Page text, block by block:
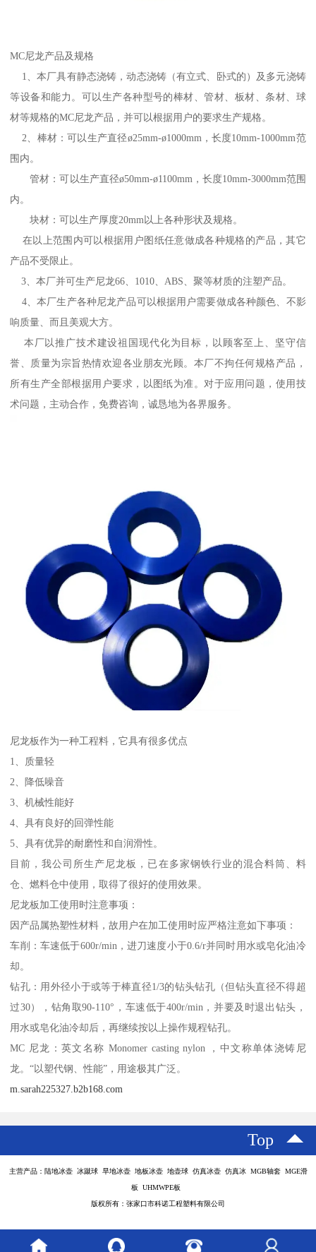
MC尼龙产品及规格
1、本厂具有静态浇铸，动态浇铸（有立式、卧式的）及多元浇铸
等设备和能力。可以生产各种型号的棒材、管材、板材、条材、球
材等规格的MC尼龙产品，并可以根据用户的要求生产规格。
2、棒材：可以生产直径ø25mm-ø1000mm，长度10mm-1000mm范
围内。
管材：可以生产直径ø50mm-ø1100mm，长度10mm-3000mm范围
内。
块材：可以生产厚度20mm以上各种形状及规格。
在以上范围内可以根据用户图纸任意做成各种规格的产品，其它
产品不受限止。
3、本厂并可生产尼龙66、1010、ABS、聚等材质的注塑产品。
4、本厂生产各种尼龙产品可以根据用户需要做成各种颜色、不影
响质量、而且美观大方。
本厂以推广技术建设祖国现代化为目标，以顾客至上、坚守信
誉、质量为宗旨热情欢迎各业朋友光顾。本厂不拘任何规格产品，
所有生产全部根据用户要求，以图纸为准。对于应用问题，使用技
术问题，主动合作，免费咨询，诚恳地为各界服务。
尼龙板作为一种工程料，它具有很多优点
1、质量轻
2、降低噪音
3、机械性能好
4、具有良好的回弹性能
5、具有优异的耐磨性和自润滑性。
目前，我公司所生产尼龙板，已在多家钢铁行业的混合料筒、料
仓、燃料仓中使用，取得了很好的使用效果。
尼龙板加工使用时注意事项：
因产品属热塑性材料，故用户在加工使用时应严格注意如下事项：
车削：车速低于600r/min，进刀速度小于0.6/r并同时用水或皂化油冷
却。
钻孔：用外径小于或等于棒直径1/3的钻头钻孔（但钻头直径不得超
过30），钻角取90-110°，车速低于400r/min，并要及时退出钻头，
用水或皂化油冷却后，再继续按以上操作规程钻孔。
MC 尼龙：英文名称 Monomer casting nylon ，中文称单体浇铸尼
龙。“以塑代钢、性能”，用途极其广泛。
m.sarah225327.b2b168.com
Top
主营产品：陆地冰壶 冰蹴球 旱地冰壶 地板冰壶 地壶球 仿真冰壶 仿真冰 MGB轴套 MGE滑
板 UHMWPE板
版权所有：张家口市科诺工程塑料有限公司